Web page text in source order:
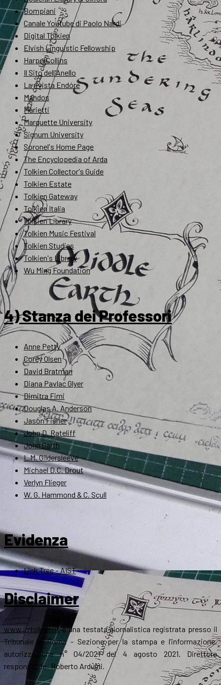
Bompiani
Canale Youtube di Paolo Nardi
Digital Tolkien
Elvish Linguistic Fellowship
HarperCollins
Il Sito dell'Anello
La rivista Endóre
Mandos
Marietti
Marquette University
Signum University
Soronel's Home Page
The Encyclopedia of Arda
Tolkien Collector's Guide
Tolkien Estate
Tolkien Gateway
Tolkien Italia
Tolkien Library
Tolkien Music Festival
Tolkien Studies
Tolkien's Library
Wu Ming Foundation
4) Stanza dei Professori
Anne Petty
Corey Olsen
David Bratman
Diana Pavlac Glyer
Dimitra Fimi
Douglas A. Anderson
Jason Fisher
John D. Rateliff
John Garth
L.M. Gildersleeve
Michael D.C. Drout
Verlyn Flieger
W. G. Hammond & C. Scull
Evidenza
Link Tree – AIST
Disclaimer
www.jrrtolkien.itè una testata giornalistica registrata presso il
Tribunale di Roma - Sezione per la stampa e l’informazione,
autorizzazione n° 04/2021 del 4 agosto 2021. Direttore
responsabile: Roberto Arduini.